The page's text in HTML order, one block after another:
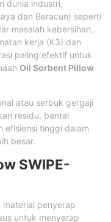
dunia industri,
dan Beracun) seperti
masalah kebersihan,
kerja (K3) dan
paling efektif untuk
Oil Sorbent Pillow
atau serbuk gergaji
residu, bantal
efisiensi tinggi dalam
besar.
SWIPE-
material penyerap
untuk menyerap